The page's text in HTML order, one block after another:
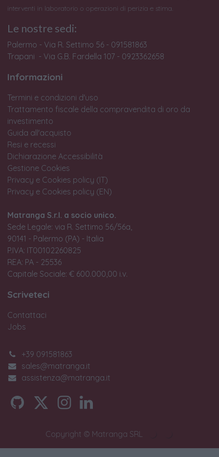
interventi in laboratorio o operazioni di perizia e stima.
Le nostre sedi:
Palermo - Via R. Settimo 56 - 091581863
Trapani - Via G.B. Fardella 107 - 0923362658
Informazioni
Termini e condizioni d'uso
Trattamento fiscale della compravendita di oro da
investimento
Guida all'acquisto
Resi e recessi
Dichiarazione Accessibilità
Gestione Cookies
Privacy e Cookies policy (IT)
Privacy e Cookies policy (EN)
Matranga S.r.l. a socio unico.
Sede Legale: via R. Settimo 56/56a,
90141 - Palermo (PA) - Italia
P.IVA: IT00102260825
REA: PA - 25536
Capitale Sociale: € 600.000,00 i.v.
Scriveteci
Contattaci
Jobs
+39 091581863
sales@matranga.it
assistenza@matranga.it
Copyright © Matranga SRL